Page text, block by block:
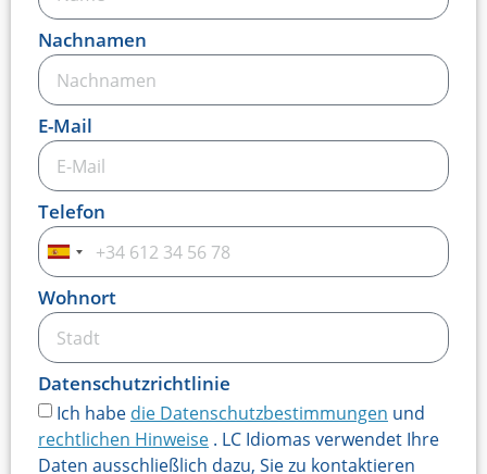
Nachnamen
E-Mail
Telefon
Spanien
+34
Wohnort
Datenschutzrichtlinie
Ich habe die Datenschutzbestimmungen und
rechtlichen Hinweise . LC Idiomas verwendet Ihre
Daten ausschließlich dazu, Sie zu kontaktieren